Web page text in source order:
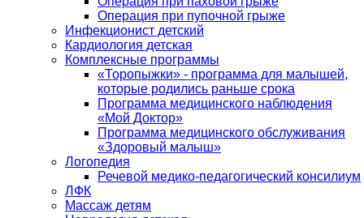
Операция при пупочной грыже
Инфекционист детский
Кардиология детская
Комплексные программы
«Торопыжки» - программа для малышей,
которые родились раньше срока
Программа медицинского наблюдения
«Мой Доктор»
Программа медицинского обслуживания
«Здоровый малыш»
Логопедия
Речевой медико-педагогический консилиум
ЛФК
Массаж детям